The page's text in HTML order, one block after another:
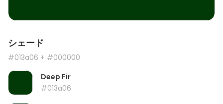
シェード
#013a06 + #000000
Deep Fir
#013a06